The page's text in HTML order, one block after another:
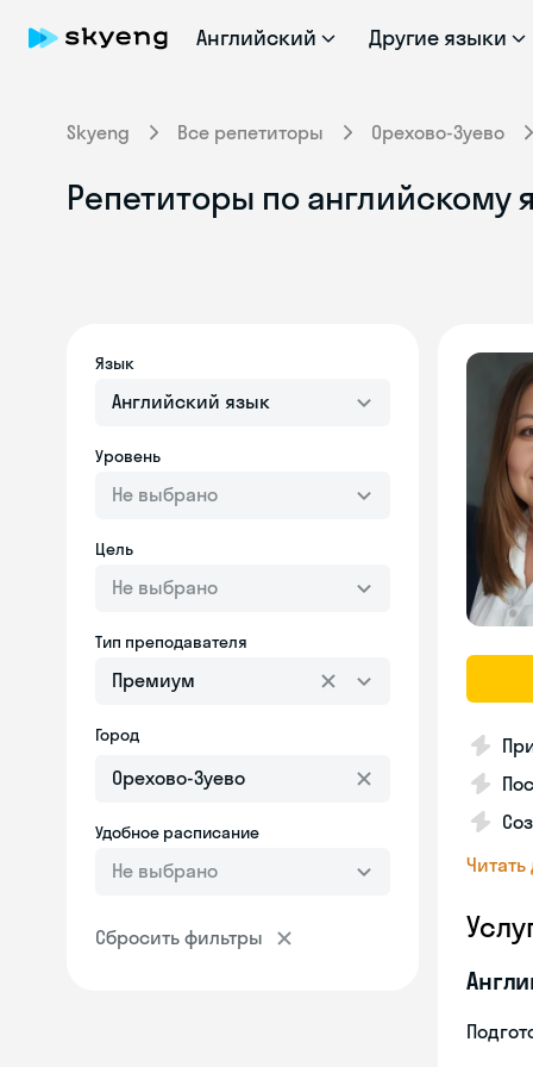
Английский Другие языки
Skyeng Все репетиторы Орехово-Зуево
Репетиторы по
Язык
Английский язык
Уровень
Не выбрано
Цель
Не выбрано
Тип преподавателя
Премиум
Город
Удобное расписание
Не выбрано
Сбросить фильтры